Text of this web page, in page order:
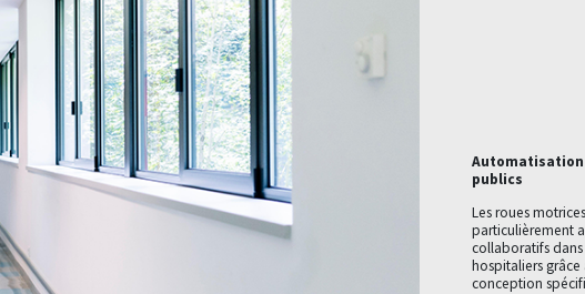
publics
Les roues
particulièrement
collaboratifs
hospitaliers
conception